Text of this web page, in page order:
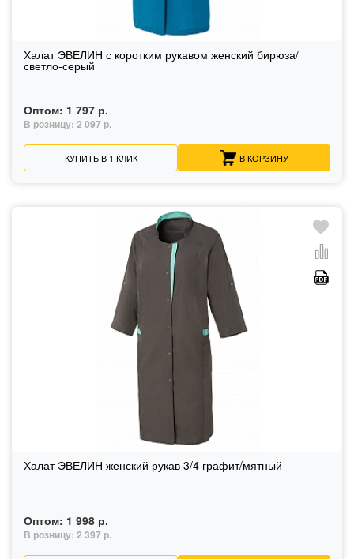
Халат ЭВЕЛИН с коротким рукавом женский бирюза/
светло-серый
Оптом: 1 797 р.
В розницу: 2 097 р.
КУПИТЬ В 1 КЛИК В КОРЗИНУ
Халат ЭВЕЛИН женский рукав 3/4 графит/мятный
Оптом: 1 998 р.
В розницу: 2 397 р.